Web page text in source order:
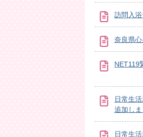
訪問入
奈良県
NET119
日常生
追加しま
日常生